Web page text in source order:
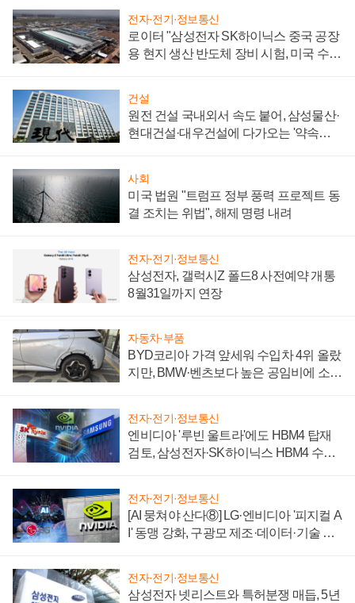
전자·전기·정보통신
로이터 "삼성전자 SK하이닉스 중국 공장
용 현지 생산 반도체 장비 시험, 미국 수출
건설
원전 건설 국내외서 속도 붙어, 삼성물산·
현대건설·대우건설에 다가오는 '약속의
사회
미국 법원 "트럼프 정부 풍력 프로젝트 동
결 조치는 위법", 해제 명령 내려
전자·전기·정보통신
삼성전자, 갤럭시Z 폴드8 사전예약 개통
8월31일까지 연장
자동차·부품
BYD코리아 가격 앞세워 수입차 4위 올랐
지만, BMW·벤츠보다 높은 공임비에 소비
전자·전기·정보통신
엔비디아 '루빈 울트라'에도 HBM4 탑재
검토, 삼성전자·SK하이닉스 HBM4 수율
전자·전기·정보통신
[AI 뭉쳐야 산다⑧] LG·엔비디아 '피지컬 A
I' 동맹 강화, 구광모 제조·데이터·기술 결
전자·전기·정보통신
삼성전자 넷리스트와 특허분쟁 매듭, 5년